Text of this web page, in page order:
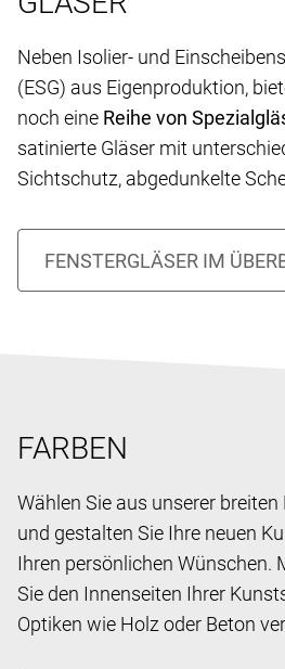
Neben Isolier- und
(ESG) aus Eigenproduktion,
noch eine Reihe von
satinierte Gläser mit
Sichtschutz, abgedunkelte
FARBEN
Wählen Sie aus unserer
und gestalten Sie Ihre neuen
Ihren persönlichen Wünschen.
Sie den Innenseiten Ihrer
Optiken wie Holz oder Beton